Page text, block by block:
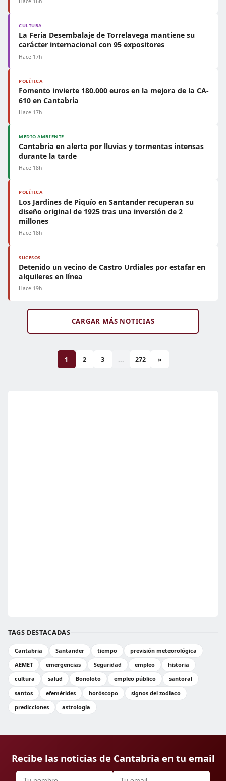
CULTURA
La Feria Desembalaje de Torrelavega mantiene su
carácter internacional con 95 expositores
Hace 17h
POLÍTICA
Fomento invierte 180.000 euros en la mejora de la CA-
610 en Cantabria
Hace 17h
MEDIO AMBIENTE
Cantabria en alerta por lluvias y tormentas intensas
durante la tarde
Hace 18h
POLÍTICA
Los Jardines de Piquío en Santander recuperan su
diseño original de 1925 tras una inversión de 2
millones
Hace 18h
SUCESOS
Detenido un vecino de Castro Urdiales por estafar en
alquileres en línea
Hace 19h
CARGAR MÁS NOTICIAS
1 2 3 ... 272 »
TAGS DESTACADAS
Cantabria Santander tiempo
previsión meteorológica
AEMET
emergencias Seguridad empleo
historia
cultura
salud Bonoloto empleo público
santoral
santos
efemérides horóscopo
signos del zodiaco
predicciones
astrología
Recibe las noticias de Cantabria en tu email